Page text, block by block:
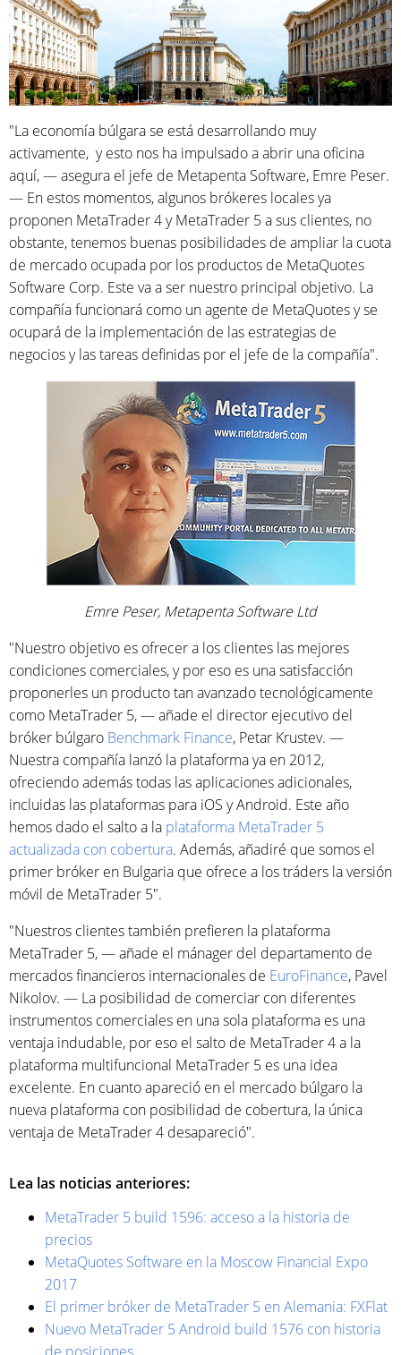
"La economía búlgara se está desarrollando muy
activamente, y esto nos ha impulsado a abrir una oficina
aquí, — asegura el jefe de Metapenta Software, Emre Peser.
— En estos momentos, algunos brókeres locales ya
proponen MetaTrader 4 y MetaTrader 5 a sus clientes, no
obstante, tenemos buenas posibilidades de ampliar la cuota
de mercado ocupada por los productos de MetaQuotes
Software Corp. Este va a ser nuestro principal objetivo. La
compañía funcionará como un agente de MetaQuotes y se
ocupará de la implementación de las estrategias de
negocios y las tareas definidas por el jefe de la compañía".
Emre Peser, Metapenta Software Ltd
"Nuestro objetivo es ofrecer a los clientes las mejores
condiciones comerciales, y por eso es una satisfacción
proponerles un producto tan avanzado tecnológicamente
como MetaTrader 5, — añade el director ejecutivo del
bróker búlgaro Benchmark Finance, Petar Krustev. —
Nuestra compañía lanzó la plataforma ya en 2012,
ofreciendo además todas las aplicaciones adicionales,
incluidas las plataformas para iOS y Android. Este año
hemos dado el salto a la plataforma MetaTrader 5
actualizada con cobertura. Además, añadiré que somos el
primer bróker en Bulgaria que ofrece a los tráders la versión
móvil de MetaTrader 5".
"Nuestros clientes también prefieren la plataforma
MetaTrader 5, — añade el mánager del departamento de
mercados financieros internacionales de EuroFinance, Pavel
Nikolov. — La posibilidad de comerciar con diferentes
instrumentos comerciales en una sola plataforma es una
ventaja indudable, por eso el salto de MetaTrader 4 a la
plataforma multifuncional MetaTrader 5 es una idea
excelente. En cuanto apareció en el mercado búlgaro la
nueva plataforma con posibilidad de cobertura, la única
ventaja de MetaTrader 4 desapareció".
Lea las noticias anteriores:
MetaTrader 5 build 1596: acceso a la historia de
precios
MetaQuotes Software en la Moscow Financial Expo
2017
El primer bróker de MetaTrader 5 en Alemania: FXFlat
Nuevo MetaTrader 5 Android build 1576 con historia